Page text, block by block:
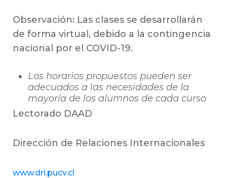
Observación: Las clases se desarrollarán
de forma virtual, debido a la contingencia
nacional por el COVID-19.
Los horarios propuestos pueden ser
adecuados a las necesidades de la
mayoría de los alumnos de cada curso
Lectorado DAAD
Dirección de Relaciones Internacionales
www.dri.pucv.cl